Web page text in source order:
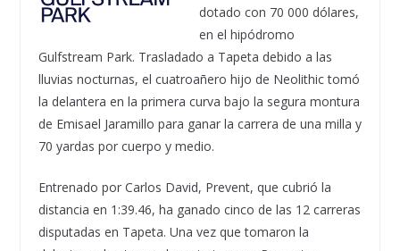
dotado con 70 000 dólares,
en el hipódromo
Gulfstream Park. Trasladado a Tapeta debido a las
lluvias nocturnas, el cuatroañero hijo de Neolithic tomó
la delantera en la primera curva bajo la segura montura
de Emisael Jaramillo para ganar la carrera de una milla y
70 yardas por cuerpo y medio.
Entrenado por Carlos David, Prevent, que cubrió la
distancia en 1:39.46, ha ganado cinco de las 12 carreras
disputadas en Tapeta. Una vez que tomaron la